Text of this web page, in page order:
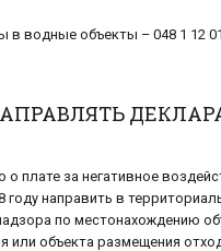
в водные объекты – 048 1 12
о плате за негативное
году направить в
по местонахождению
или объекта размещения